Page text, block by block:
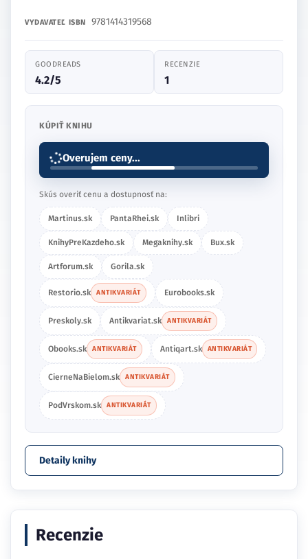
VYDAVATEĽ ISBN 9781414319568
GOODREADS
4.2/5
RECENZIE
1
KÚPIŤ KNIHU
Overujem ceny...
Skús overiť cenu a dostupnosť na:
Martinus.sk PantaRhei.sk Inlibri
KnihyPreKazdeho.sk Megaknihy.sk Bux.sk
Artforum.sk Gorila.sk
Restorio.sk ANTIKVARIÁT Eurobooks.sk
Preskoly.sk Antikvariat.sk ANTIKVARIÁT
Obooks.sk ANTIKVARIÁT Antiqart.sk ANTIKVARIÁT
CierneNaBielom.sk ANTIKVARIÁT
PodVrskom.sk ANTIKVARIÁT
Detaily knihy
Recenzie